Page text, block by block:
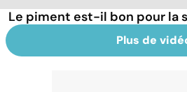
Le piment est-il bon pour la
Plus de